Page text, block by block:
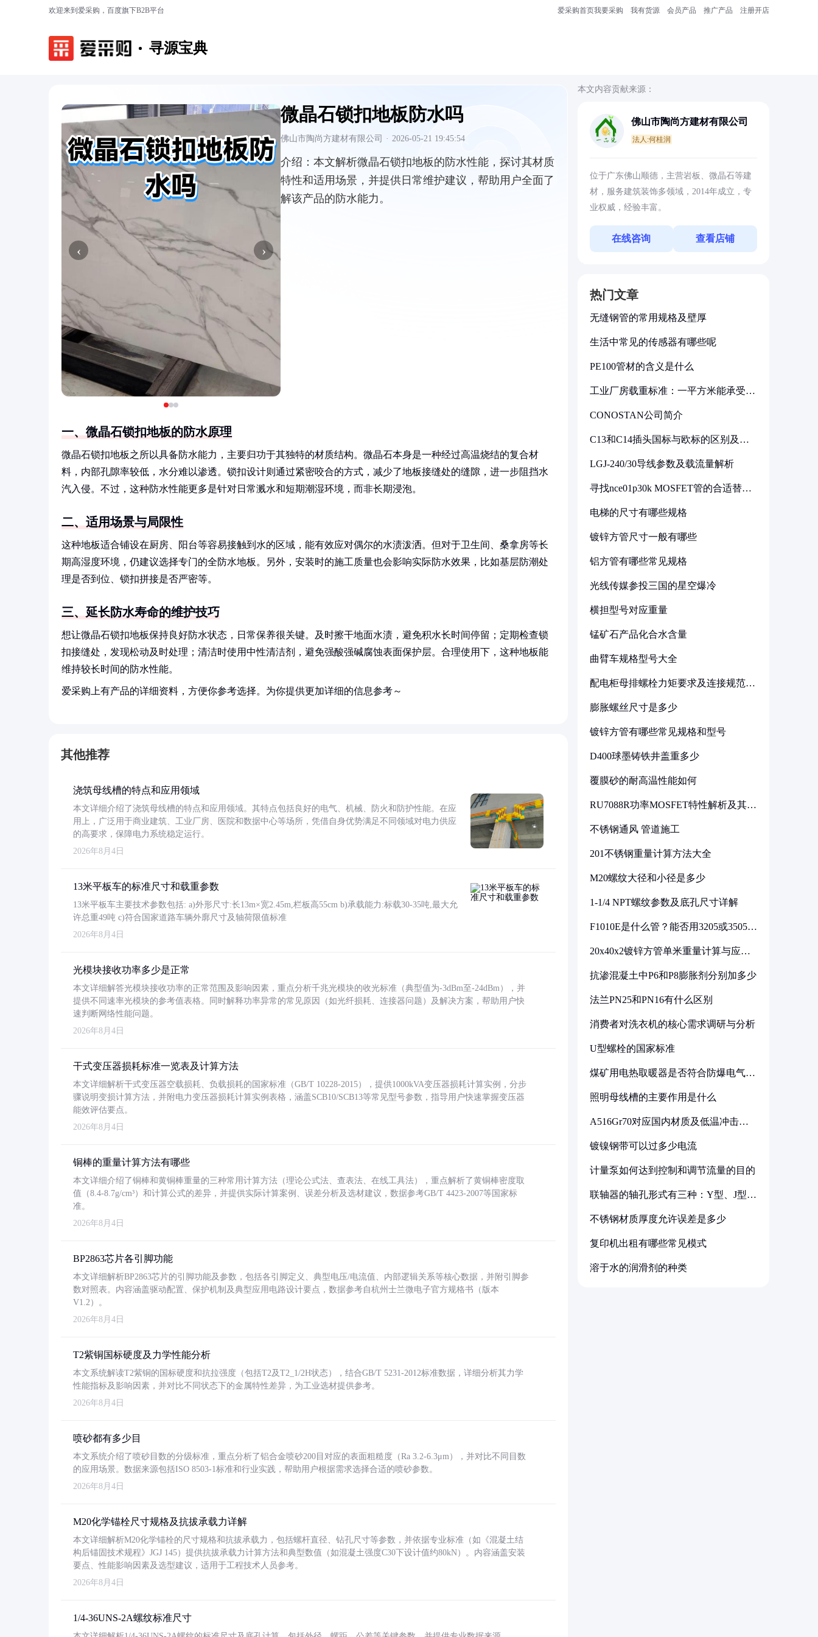
欢迎来到爱采购，百度旗下B2B平台 爱采购首页我要采购 我有货源 会员产品 推广产品 注册开店
寻源宝典
‹ ›
微晶石锁扣地板防水吗
佛山市陶尚方建材有限公司 · 2026-05-21 19:45:54
介绍： 本文解析微晶石锁扣地板的防水性能，探讨其材质
特性和适用场景，并提供日常维护建议，帮助用户全面了
解该产品的防水能力。
一、微晶石锁扣地板的防水原理
微晶石锁扣地板之所以具备防水能力，主要归功于其独特的材质结构。微晶石本身是一种经过高温烧结的复合材
料，内部孔隙率较低，水分难以渗透。锁扣设计则通过紧密咬合的方式，减少了地板接缝处的缝隙，进一步阻挡水
汽入侵。不过，这种防水性能更多是针对日常溅水和短期潮湿环境，而非长期浸泡。
二、适用场景与局限性
这种地板适合铺设在厨房、阳台等容易接触到水的区域，能有效应对偶尔的水渍泼洒。但对于卫生间、桑拿房等长
期高湿度环境，仍建议选择专门的全防水地板。另外，安装时的施工质量也会影响实际防水效果，比如基层防潮处
理是否到位、锁扣拼接是否严密等。
三、延长防水寿命的维护技巧
想让微晶石锁扣地板保持良好防水状态，日常保养很关键。及时擦干地面水渍，避免积水长时间停留；定期检查锁
扣接缝处，发现松动及时处理；清洁时使用中性清洁剂，避免强酸强碱腐蚀表面保护层。合理使用下，这种地板能
维持较长时间的防水性能。
爱采购上有产品的详细资料，方便你参考选择。为你提供更加详细的信息参考～
其他推荐
浇筑母线槽的特点和应用领域
本文详细介绍了浇筑母线槽的特点和应用领域。其特点包括良好的电气、机械、防火和防护性能。在应
用上，广泛用于商业建筑、工业厂房、医院和数据中心等场所，凭借自身优势满足不同领域对电力供应
的高要求，保障电力系统稳定运行。
2026年8月4日
13米平板车的标准尺寸和载重参数
13米平板车主要技术参数包括: a)外形尺寸:长13m×宽2.45m,栏板高55cm b)承载能力:标载30-35吨,最大允
许总重49吨 c)符合国家道路车辆外廓尺寸及轴荷限值标准
2026年8月4日
光模块接收功率多少是正常
本文详细解答光模块接收功率的正常范围及影响因素，重点分析千兆光模块的收光标准（典型值为-3dBm至-24dBm），并
提供不同速率光模块的参考值表格。同时解释功率异常的常见原因（如光纤损耗、连接器问题）及解决方案，帮助用户快
速判断网络性能问题。
2026年8月4日
干式变压器损耗标准一览表及计算方法
本文详细解析干式变压器空载损耗、负载损耗的国家标准（GB/T 10228-2015），提供1000kVA变压器损耗计算实例，分步
骤说明变损计算方法，并附电力变压器损耗计算实例表格，涵盖SCB10/SCB13等常见型号参数，指导用户快速掌握变压器
能效评估要点。
2026年8月4日
铜棒的重量计算方法有哪些
本文详细介绍了铜棒和黄铜棒重量的三种常用计算方法（理论公式法、查表法、在线工具法），重点解析了黄铜棒密度取
值（8.4-8.7g/cm³）和计算公式的差异，并提供实际计算案例、误差分析及选材建议，数据参考GB/T 4423-2007等国家标
准。
2026年8月4日
BP2863芯片各引脚功能
本文详细解析BP2863芯片的引脚功能及参数，包括各引脚定义、典型电压/电流值、内部逻辑关系等核心数据，并附引脚参
数对照表。内容涵盖驱动配置、保护机制及典型应用电路设计要点，数据参考自杭州士兰微电子官方规格书（版本
V1.2）。
2026年8月4日
T2紫铜国标硬度及力学性能分析
本文系统解读T2紫铜的国标硬度和抗拉强度（包括T2及T2_1/2H状态），结合GB/T 5231-2012标准数据，详细分析其力学
性能指标及影响因素，并对比不同状态下的金属特性差异，为工业选材提供参考。
2026年8月4日
喷砂都有多少目
本文系统介绍了喷砂目数的分级标准，重点分析了铝合金喷砂200目对应的表面粗糙度（Ra 3.2-6.3μm），并对比不同目数
的应用场景。数据来源包括ISO 8503-1标准和行业实践，帮助用户根据需求选择合适的喷砂参数。
2026年8月4日
M20化学锚栓尺寸规格及抗拔承载力详解
本文详细解析M20化学锚栓的尺寸规格和抗拔承载力，包括螺杆直径、钻孔尺寸等参数，并依据专业标准（如《混凝土结
构后锚固技术规程》JGJ 145）提供抗拔承载力计算方法和典型数值（如混凝土强度C30下设计值约80kN）。内容涵盖安装
要点、性能影响因素及选型建议，适用于工程技术人员参考。
2026年8月4日
1/4-36UNS-2A螺纹标准尺寸
本文内容贡献来源：
佛山市陶尚方建材有限公司
法人:何桂润
位于广东佛山顺德，主营岩板、微晶石等建
材，服务建筑装饰多领域，2014年成立，专
业权威，经验丰富。
在线咨询 查看店铺
热门文章
无缝钢管的常用规格及壁厚
生活中常见的传感器有哪些呢
PE100管材的含义是什么
工业厂房载重标准：一平方米能承受多
CONOSTAN公司简介
C13和C14插头国标与欧标的区别及其
LGJ-240/30导线参数及载流量解析
寻找nce01p30k MOSFET管的合适替代
电梯的尺寸有哪些规格
镀锌方管尺寸一般有哪些
铝方管有哪些常见规格
光线传媒参投三国的星空爆冷
横担型号对应重量
锰矿石产品化合水含量
曲臂车规格型号大全
配电柜母排螺栓力矩要求及连接规范详
膨胀螺丝尺寸是多少
镀锌方管有哪些常见规格和型号
D400球墨铸铁井盖重多少
覆膜砂的耐高温性能如何
RU7088R功率MOSFET特性解析及其在
不锈钢通风 管道施工
201不锈钢重量计算方法大全
M20螺纹大径和小径是多少
1-1/4 NPT螺纹参数及底孔尺寸详解
F1010E是什么管？能否用3205或3505代
20x40x2镀锌方管单米重量计算与应用
抗渗混凝土中P6和P8膨胀剂分别加多少
法兰PN25和PN16有什么区别
消费者对洗衣机的核心需求调研与分析
U型螺栓的国家标准
煤矿用电热取暖器是否符合防爆电气设
照明母线槽的主要作用是什么
A516Gr70对应国内材质及低温冲击要
镀镍钢带可以过多少电流
计量泵如何达到控制和调节流量的目的
联轴器的轴孔形式有三种：Y型、J型、
不锈钢材质厚度允许误差是多少
复印机出租有哪些常见模式
溶于水的润滑剂的种类